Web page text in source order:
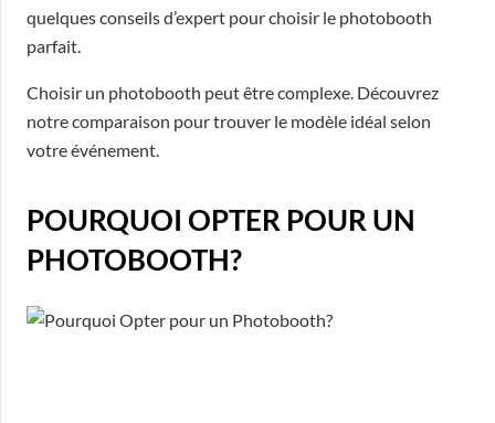
quelques conseils d’expert pour choisir le photobooth
parfait.
Choisir un photobooth peut être complexe. Découvrez
notre comparaison pour trouver le modèle idéal selon
votre événement.
POURQUOI OPTER POUR UN
PHOTOBOOTH?